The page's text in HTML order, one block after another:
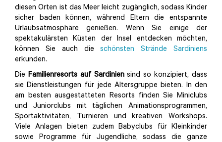
diesen Orten ist das Meer leicht zugänglich, sodass Kinder
sicher baden können, während Eltern die entspannte
Urlaubsatmosphäre genießen. Wenn Sie einige der
spektakulärsten Küsten der Insel entdecken möchten,
können Sie auch dieschönsten Strände Sardiniens
erkunden.
Die Familienresorts auf Sardiniensind so konzipiert, dass
sie Dienstleistungen für jede Altersgruppe bieten. In den
am besten ausgestatteten Resorts finden Sie Miniclubs
und Juniorclubs mit täglichen Animationsprogrammen,
Sportaktivitäten, Turnieren und kreativen Workshops.
Viele Anlagen bieten zudem Babyclubs für Kleinkinder
sowie Programme für Jugendliche, sodass die ganze